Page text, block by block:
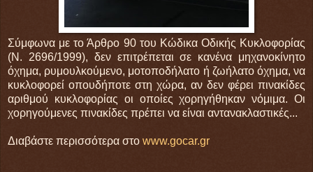
Σύμφωνα με το Άρθρο 90 του Κώδικα Οδικής Κυκλοφορίας
(Ν. 2696/1999), δεν επιτρέπεται σε κανένα μηχανοκίνητο
όχημα, ρυμουλκούμενο, μοτοποδήλατο ή ζωήλατο όχημα, να
κυκλοφορεί οπουδήποτε στη χώρα, αν δεν φέρει πινακίδες
αριθμού κυκλοφορίας οι οποίες χορηγήθηκαν νόμιμα. Οι
χορηγούμενες πινακίδες πρέπει να είναι αντανακλαστικές...
Διαβάστε περισσότερα στο www.gocar.gr